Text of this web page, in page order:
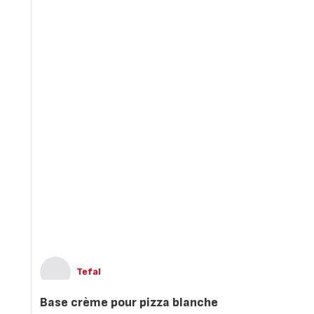
Tefal
Base crème pour pizza blanche